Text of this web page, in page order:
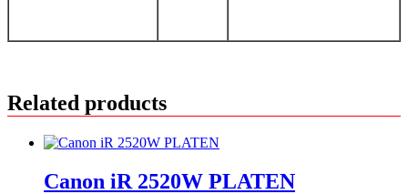
Related products
Canon iR 2520W PLATEN